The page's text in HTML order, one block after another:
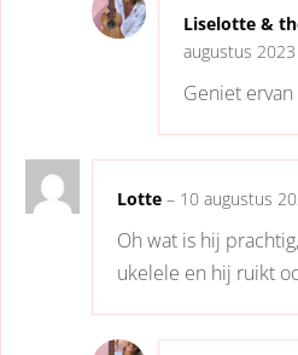
Liselotte &
augustus 2023
Geniet
Lotte – 10 augustus
Oh wat is hij
ukelele en hij ruikt